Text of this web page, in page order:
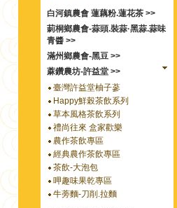
白河鎮農會 蓮藕粉.蓮花茶 >>
莿桐鄉農會-蒜頭.裝蒜·黑蒜.蒜味
青醬 >>
滿州鄉農會-黑豆 >>
蔴鑽農坊-許益堂 >>
臺灣許益堂柚子蔘
Happy鮮榖茶飲系列
草本風格茶飲系列
禮尚往來 盒家歡樂
農作茶飲專區
經典農作茶飲專區
茶飲-大泡包
呷趣味果乾專區
牛蒡麵-刀削.拉麵